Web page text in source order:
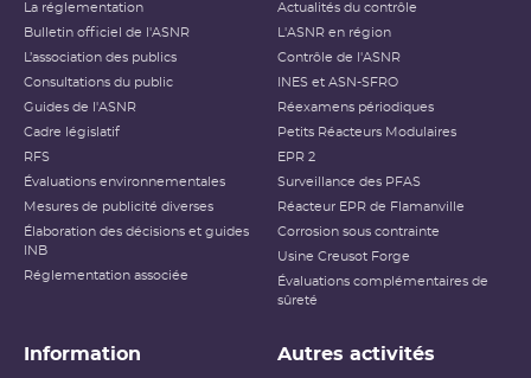
La réglementation
Bulletin officiel de l'ASNR
L’association des publics
Consultations du public
Guides de l'ASNR
Cadre législatif
RFS
Évaluations environnementales
Mesures de publicité diverses
Élaboration des décisions et guides
INB
Réglementation associée
Actualités du contrôle
L'ASNR en région
Contrôle de l'ASNR
INES et ASN-SFRO
Réexamens périodiques
Petits Réacteurs Modulaires
EPR 2
Surveillance des PFAS
Réacteur EPR de Flamanville
Corrosion sous contrainte
Usine Creusot Forge
Évaluations complémentaires de
sûreté
Information Autres activités